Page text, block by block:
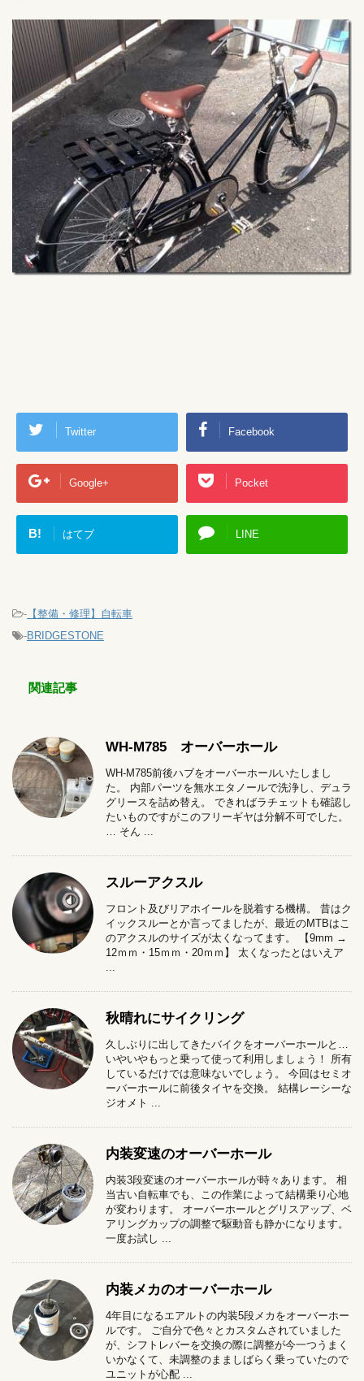
Twitter Facebook
Google+ Pocket
B! はてブ LINE
- 【整備・修理】自転車
-BRIDGESTONE
関連記事
WH-M785 オーバーホール
WH-M785前後ハブをオーバーホールいたしまし
た。 内部パーツを無水エタノールで洗浄し、デュラ
グリースを詰め替え。 できればラチェットも確認し
たいものですがこのフリーギヤは分解不可でした。
… そん ...
スルーアクスル
フロント及びリアホイールを脱着する機構。 昔はク
イックスルーとか言ってましたが、最近のMTBはこ
のアクスルのサイズが太くなってます。 【9mm →
12ｍｍ・15ｍｍ・20ｍｍ】 太くなったとはいえア
秋晴れにサイクリング
久しぶりに出してきたバイクをオーバーホールと…
いやいやもっと乗って使って利用しましょう！ 所有
しているだけでは意味ないでしょう。 今回はセミオ
ーバーホールに前後タイヤを交換。 結構レーシーな
ジオメト ...
内装変速のオーバーホール
内装3段変速のオーバーホールが時々あります。 相
当古い自転車でも、この作業によって結構乗り心地
が変わります。 オーバーホールとグリスアップ、ベ
アリングカップの調整で駆動音も静かになります。
一度お試し ...
内装メカのオーバーホール
4年目になるエアルトの内装5段メカをオーバーホー
ルです。 ご自分で色々とカスタムされていました
が、シフトレバーを交換の際に調整が今一つうまく
いかなくて、未調整のまましばらく乗っていたので
ユニットが心配 ...